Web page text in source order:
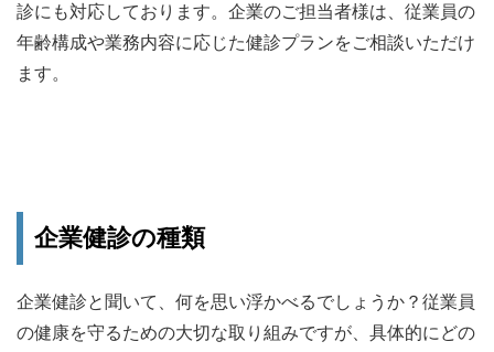
診にも対応しております。企業のご担当者様は、従業員の
年齢構成や業務内容に応じた健診プランをご相談いただけ
ます。
企業健診の種類
企業健診と聞いて、何を思い浮かべるでしょうか？従業員
の健康を守るための大切な取り組みですが、具体的にどの